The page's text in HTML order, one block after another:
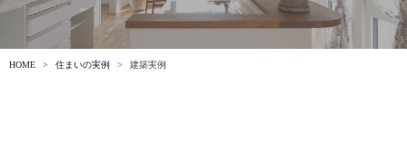
HOME 住まいの実例 建築実例